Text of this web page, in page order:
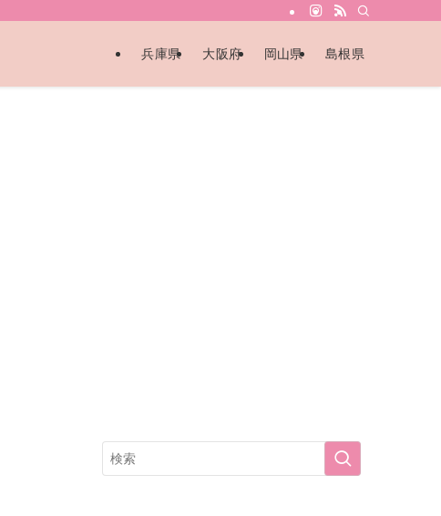
兵庫県 大阪府 岡山県 島根県